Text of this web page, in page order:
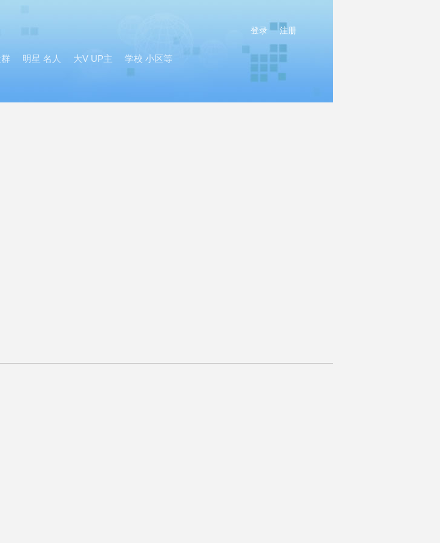
注册
登录
明星 名人 大V UP主 学校 小区等